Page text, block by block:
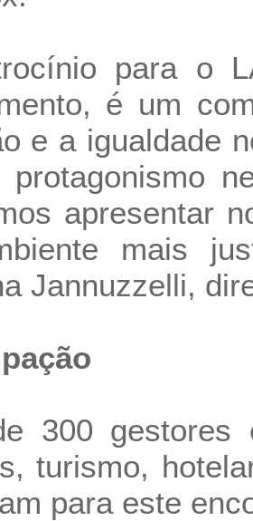
para o
é um
e a igualdade
apresentar
mais
Jannuzzelli,
300 gestores
turismo,
para este